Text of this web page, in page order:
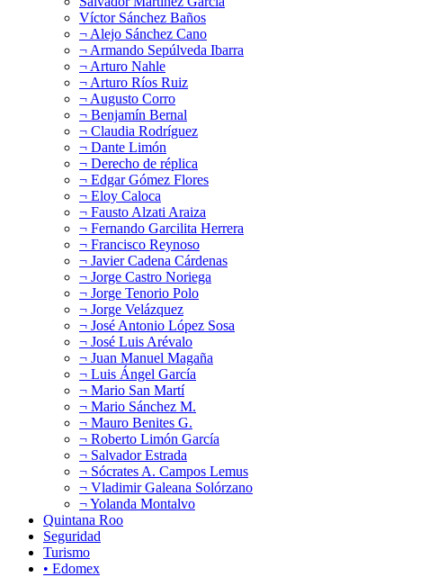
Víctor Sánchez Baños
¬ Alejo Sánchez Cano
¬ Armando Sepúlveda Ibarra
¬ Arturo Nahle
¬ Arturo Ríos Ruiz
¬ Augusto Corro
¬ Benjamín Bernal
¬ Claudia Rodríguez
¬ Dante Limón
¬ Derecho de réplica
¬ Edgar Gómez Flores
¬ Eloy Caloca
¬ Fausto Alzati Araiza
¬ Fernando Garcilita Herrera
¬ Francisco Reynoso
¬ Javier Cadena Cárdenas
¬ Jorge Castro Noriega
¬ Jorge Tenorio Polo
¬ Jorge Velázquez
¬ José Antonio López Sosa
¬ José Luis Arévalo
¬ Juan Manuel Magaña
¬ Luis Ángel García
¬ Mario San Martí
¬ Mario Sánchez M.
¬ Mauro Benites G.
¬ Roberto Limón García
¬ Salvador Estrada
¬ Sócrates A. Campos Lemus
¬ Vladimir Galeana Solórzano
¬ Yolanda Montalvo
Quintana Roo
Seguridad
Turismo
• Edomex